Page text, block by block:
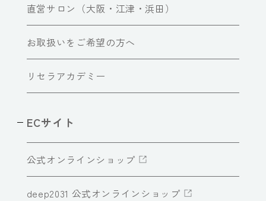
直営サロン（大阪・江津・浜田）
お取扱いをご希望の方へ
リセラアカデミー
ECサイト
公式オンラインショップ
deep2031 公式オンラインショップ